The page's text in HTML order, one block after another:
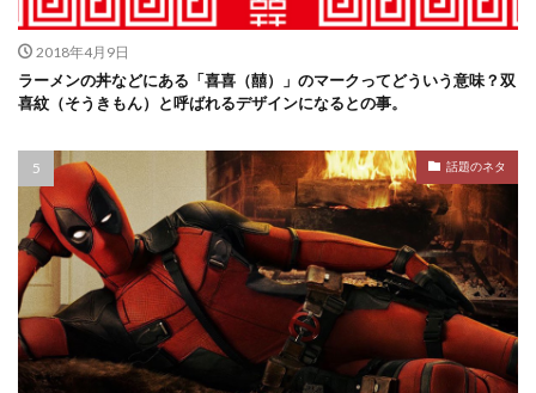
2018年4月9日
ラーメンの丼などにある「喜喜（囍）」のマークってどういう意味？双
喜紋（そうきもん）と呼ばれるデザインになるとの事。
話題のネタ